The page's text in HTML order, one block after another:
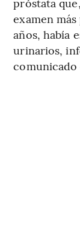
examen
años, había
urinarios,